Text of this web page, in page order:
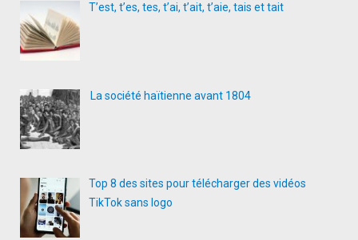
T’est, t’es, tes, t’ai, t’ait, t’aie, tais et tait
La société haïtienne avant 1804
Top 8 des sites pour télécharger des vidéos
TikTok sans logo